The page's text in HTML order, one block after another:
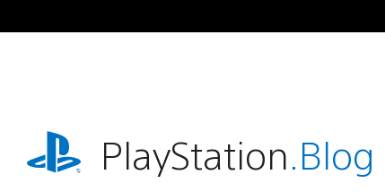
au
playstation.comPlayStation.Blog